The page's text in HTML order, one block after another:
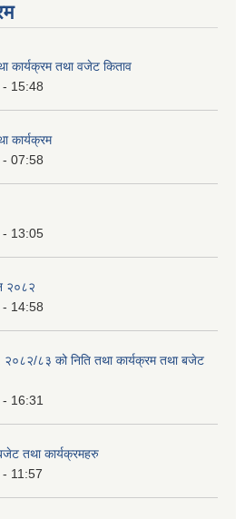
कार्यक्रम तथा वजेट किताव
15:48
कार्यक्रम
07:58
13:05
२०८२
14:58
८३ को निति तथा कार्यक्रम तथा बजेट
16:31
तथा कार्यक्रमहरु
11:57